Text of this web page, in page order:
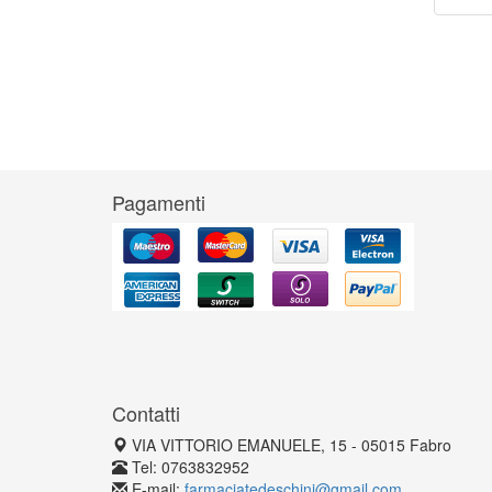
Pagamenti
Contatti
VIA VITTORIO EMANUELE, 15 - 05015 Fabro
Tel: 0763832952